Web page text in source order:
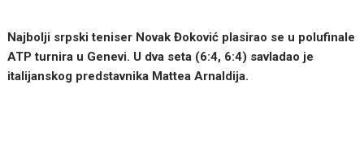
Najbolji srpski teniser Novak Đoković plasirao se u polufinale
ATP turnira u Genevi. U dva seta (6:4, 6:4) savladao je
italijanskog predstavnika Mattea Arnaldija.